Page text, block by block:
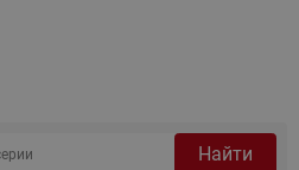
Найти